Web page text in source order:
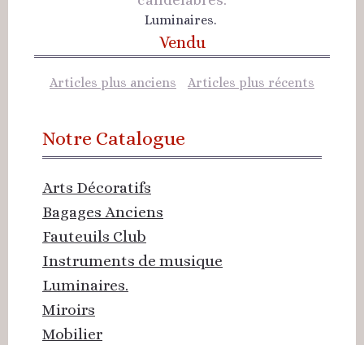
Luminaires.
Vendu
Articles plus anciens Articles plus récents
Notre Catalogue
Arts Décoratifs
Bagages Anciens
Fauteuils Club
Instruments de musique
Luminaires.
Miroirs
Mobilier